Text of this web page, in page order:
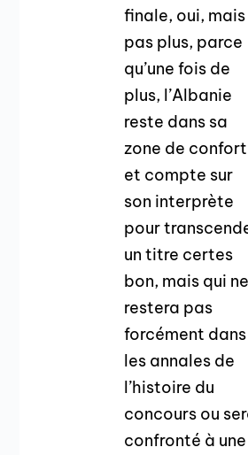
finale, oui, mais
pas plus, parce
qu’une fois de
plus, l’Albanie
reste dans sa
zone de confort
et compte sur
son interprète
pour
un titre certes
bon, mais qui ne
restera pas
forcément dans
les annales de
l’histoire du
concours ou
confronté à une